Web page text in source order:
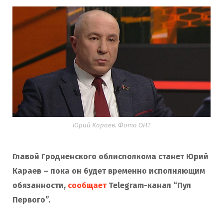
Юрий Караев. Фото ОНТ
Главой Гродненского облисполкома станет Юрий
Караев – пока он будет временно исполняющим
обязанности, сообщаетTelegram-канал “Пул
Первого”.